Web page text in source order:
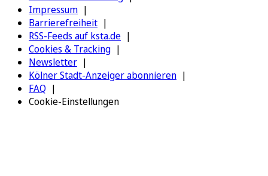
Impressum
Barrierefreiheit
RSS-Feeds auf ksta.de
Cookies & Tracking
Newsletter
Kölner Stadt-Anzeiger abonnieren
FAQ
Cookie-Einstellungen